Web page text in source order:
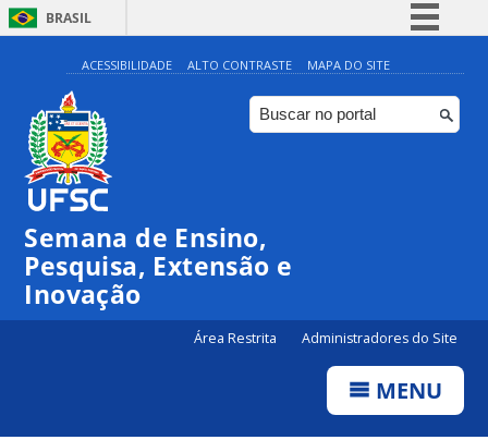
BRASIL
Simplifique!
Comunica BR
Participe
ACESSIBILIDADE ALTO CONTRASTE MAPA DO SITE
Semana de Ensino,
Pesquisa, Extensão e
Inovação
Área Restrita Administradores do Site
MENU